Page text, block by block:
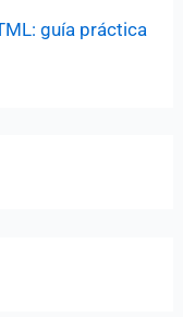
guía práctica